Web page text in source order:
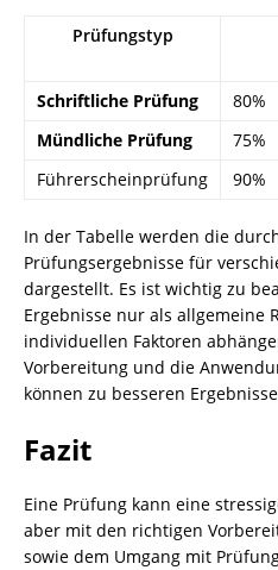
Prüfungstyp
Schriftliche Prüfung
80%
Mündliche Prüfung
75%
Führerscheinprüfung
90%
In der Tabelle werden die
Prüfungsergebnisse für
dargestellt. Es ist wichtig zu
Ergebnisse nur als allgemeine
individuellen Faktoren
Vorbereitung und die
können zu besseren
Fazit
Eine Prüfung kann eine
aber mit den richtigen
sowie dem Umgang mit